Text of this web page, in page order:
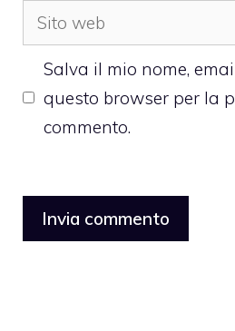
Sito
web
Salva il mio nome,
questo browser per la
commento.